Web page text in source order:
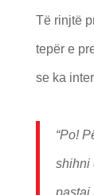
Të rinjtë
tepër e
se ka
“Po! P
shihni